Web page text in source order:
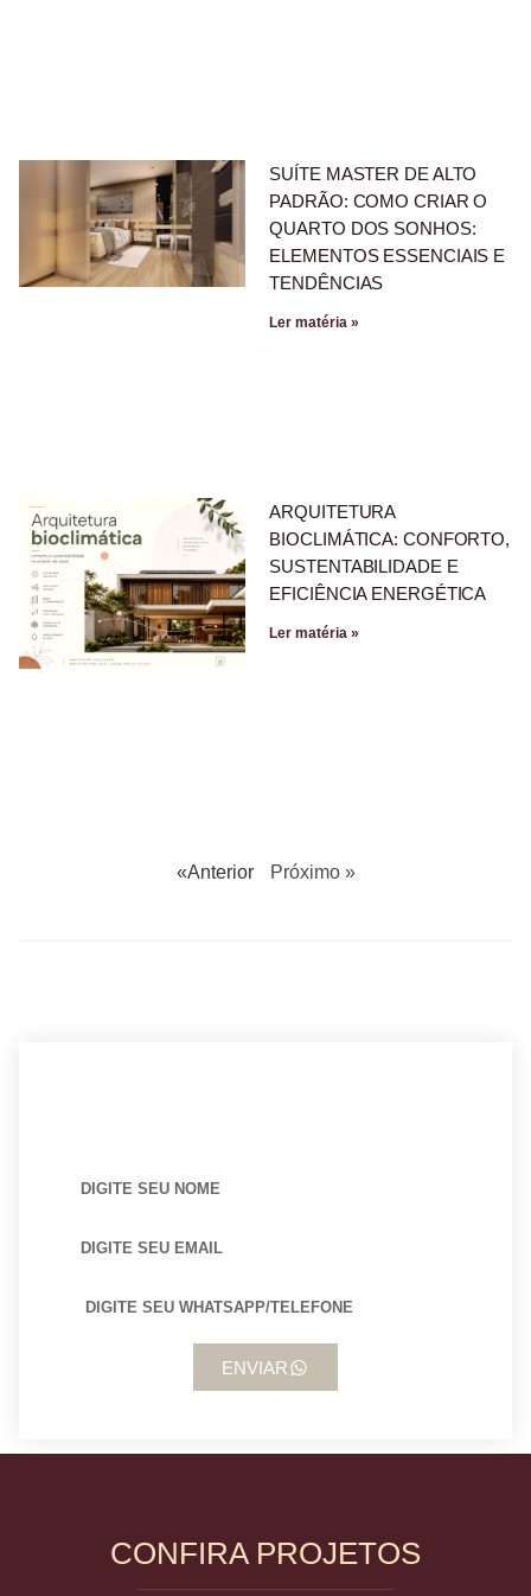
SUÍTE MASTER DE ALTO
PADRÃO: COMO CRIAR O
QUARTO DOS SONHOS:
ELEMENTOS ESSENCIAIS E
TENDÊNCIAS
Ler matéria »
ARQUITETURA
BIOCLIMÁTICA: CONFORTO,
SUSTENTABILIDADE E
EFICIÊNCIA ENERGÉTICA
Ler matéria »
«Anterior Próximo »
ENVIAR
CONFIRA PROJETOS